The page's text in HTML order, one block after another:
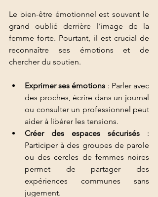
Le bien-être émotionnel est souvent le
grand oublié derrière l’image de la
femme forte. Pourtant, il est crucial de
reconnaître ses émotions et de
chercher du soutien.
Exprimer ses émotions : Parler avec
des proches, écrire dans un journal
ou consulter un professionnel peut
aider à libérer les tensions.
Créer des espaces sécurisés :
Participer à des groupes de parole
ou des cercles de femmes noires
permet de partager des
expériences communes sans
jugement.